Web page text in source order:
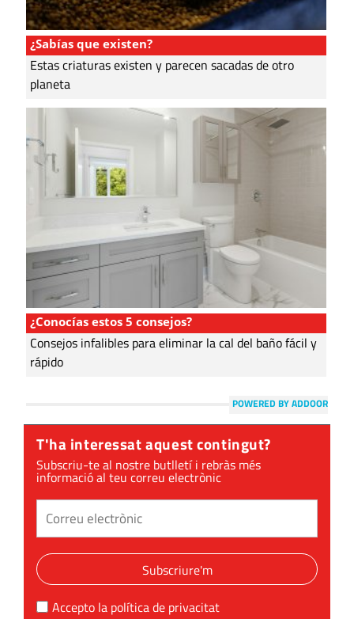
¿Sabías que existen?
Estas criaturas existen y parecen sacadas de otro
planeta
¿Conocías estos 5 consejos?
Consejos infalibles para eliminar la cal del baño fácil y
rápido
POWERED BY ADDOOR
T'ha interessat aquest contingut?
Subscriu-te al nostre butlletí i rebràs més
informació al teu correu electrònic
Subscriure'm
Accepto la política de privacitat